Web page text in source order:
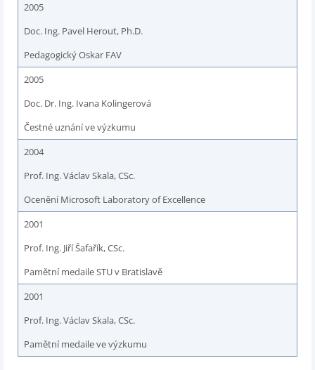
2005
Doc. Ing. Pavel Herout, Ph.D.
Pedagogický Oskar FAV
2005
Doc. Dr. Ing. Ivana Kolingerová
Čestné uznání ve výzkumu
2004
Prof. Ing. Václav Skala, CSc.
Ocenění Microsoft Laboratory of Excellence
2001
Prof. Ing. Jiří Šafařík, CSc.
Pamětní medaile STU v Bratislavě
2001
Prof. Ing. Václav Skala, CSc.
Pamětní medaile ve výzkumu